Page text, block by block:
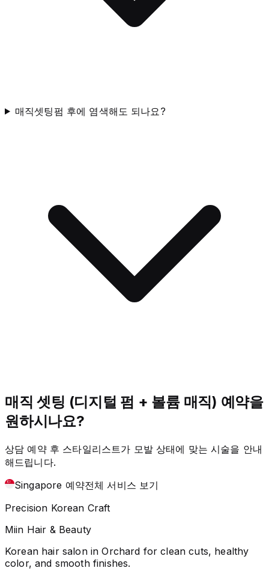
매직셋팅펌 후에 염색해도 되나요?
매직 셋팅 (디지털 펌 + 볼륨 매직) 예약을
원하시나요?
상담 예약 후 스타일리스트가 모발 상태에 맞는 시술을 안내
해드립니다.
Singapore 예약전체 서비스 보기
Precision Korean Craft
Miin Hair & Beauty
Korean hair salon in Orchard for clean cuts, healthy
color, and smooth finishes.